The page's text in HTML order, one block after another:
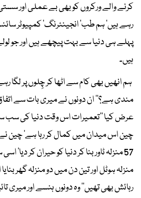
کرنے والے ورکروں کو بھی بے عملی اور
رہے ہیں‘ ہم طب‘ انجینئرنگ‘ کمپیوٹر
پہلے ہی دنیا سے بہت پیچھے ہیں اور جو
ہیں۔
ہم انھیں بھی کام سے اٹھا کر چِلوں پر لگا
مندی ہے؟‘‘ ان دونوں نے میری بات سے
عرض کیا ’’تعمیرات اس وقت دنیا کی سب
منزلہ ہوٹل اور تین دن میں دو منزلہ گھر
رہائش بھی تھیں‘‘ وہ دونوں ہنسے اور میری